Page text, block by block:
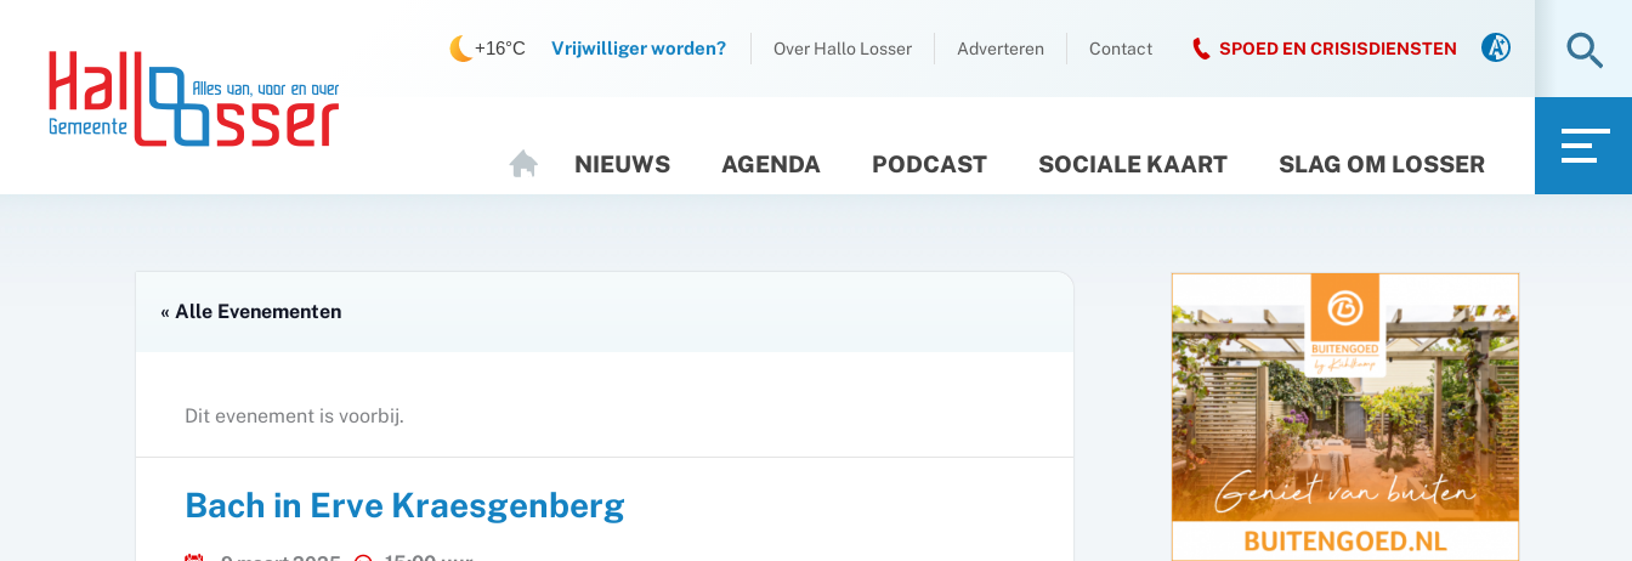
inhoud
inhoud
+16°C Vrijwilliger worden? Over Hallo Losser Adverteren Contact SPOED EN CRISISDIENSTEN
O
M
NIEUWS AGENDA PODCAST SOCIALE KAART SLAG OM LOSSER
« Alle Evenementen
Dit evenement is voorbij.
Bach in Erve Kraesgenberg